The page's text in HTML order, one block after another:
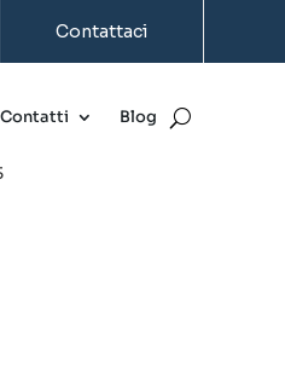
Contattaci
Contatti Blog